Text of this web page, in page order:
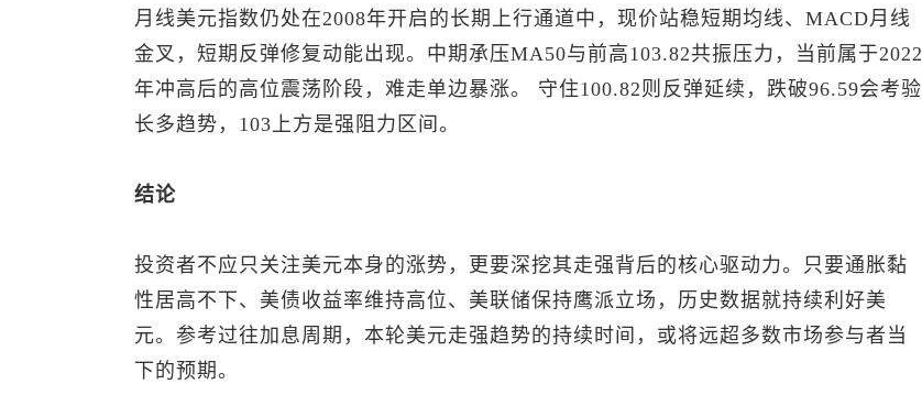
月线美元指数仍处在2008年开启的长期上行通道中，现价站稳短期均线、MACD月线
金叉，短期反弹修复动能出现。中期承压MA50与前高103.82共振压力，当前属于2022
年冲高后的高位震荡阶段，难走单边暴涨。 守住100.82则反弹延续，跌破96.59会考验
长多趋势，103上方是强阻力区间。
结论
投资者不应只关注美元本身的涨势，更要深挖其走强背后的核心驱动力。只要通胀黏
性居高不下、美债收益率维持高位、美联储保持鹰派立场，历史数据就持续利好美
元。参考过往加息周期，本轮美元走强趋势的持续时间，或将远超多数市场参与者当
下的预期。